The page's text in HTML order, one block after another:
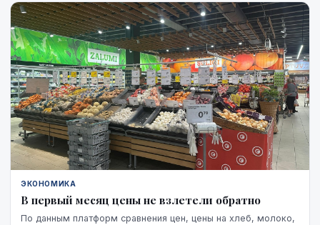
необходимого финансирования уже обеспечена и на чем
основан прогноз экспорта.
ЭКОНОМИКА
В первый месяц цены не взлетели обратно
По данным платформ сравнения цен, цены на хлеб, молоко,